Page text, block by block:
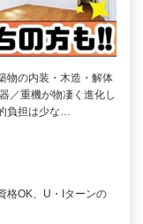
物の内装・木造・解体
／重機が物凄く進化し
負担は少な…
格OK、U・Iターンの